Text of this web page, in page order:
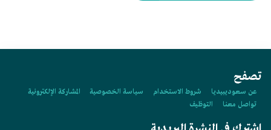
تصفح
عن سعوديبيديا شروط الاستخدام سياسة الخصوصية
المشاركة الإلكترونية
تواصل معنا
التوظيف